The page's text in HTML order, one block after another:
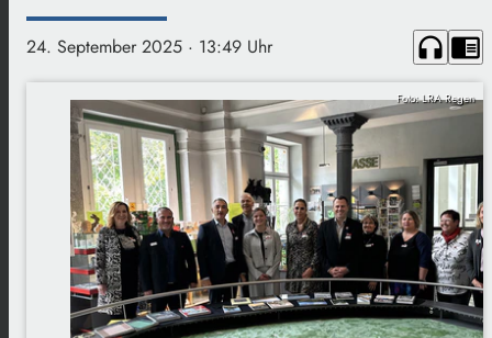
24. September 2025 · 13:49 Uhr headphones chrome_reader_mode
Foto: LRA Regen